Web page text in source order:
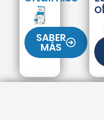
SABER
MÁS